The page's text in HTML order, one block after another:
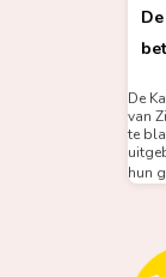
De
van
te
hun